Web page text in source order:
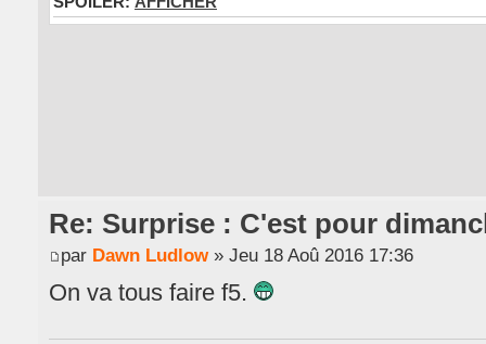
Re: Surprise : C'est pour
par Dawn Ludlow» Jeu 18 Aoû 2016 17:36
On va tous faire f5.